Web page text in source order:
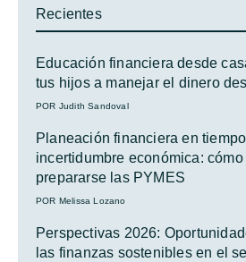
Recientes
Educación financiera desde
tus hijos a manejar el dinero
POR Judith Sandoval
Planeación financiera en
incertidumbre económica:
prepararse las PYMES
POR Melissa Lozano
Perspectivas 2026:
las finanzas sostenibles en el